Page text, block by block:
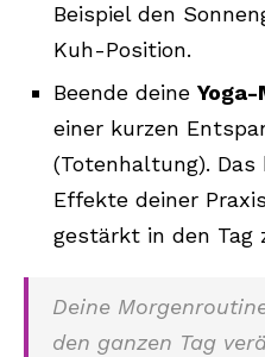
Beispiel den
Kuh-Position.
Beende deine Yoga-
einer kurzen
(Totenhaltung).
Effekte deiner
gestärkt in den Tag
Deine
den ganzen Tag